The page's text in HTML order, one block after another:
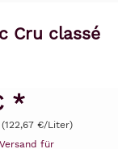
Cru classé
*
€/Liter)
für